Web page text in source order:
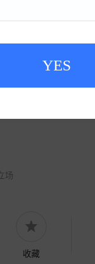
YES
作的产物，定位高
档。同样的配方
场
收藏